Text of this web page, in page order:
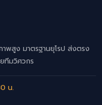
พสูง มาตรฐานยุโรป ส่งตรง
ทีมวิศวกร
น.